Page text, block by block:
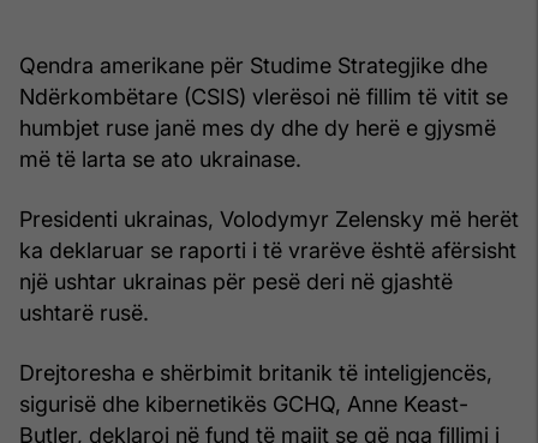
Qendra amerikane për Studime Strategjike dhe
Ndërkombëtare (CSIS) vlerësoi në fillim të vitit se
humbjet ruse janë mes dy dhe dy herë e gjysmë
më të larta se ato ukrainase.
Presidenti ukrainas, Volodymyr Zelensky më herët
ka deklaruar se raporti i të vrarëve është afërsisht
një ushtar ukrainas për pesë deri në gjashtë
ushtarë rusë.
Drejtoresha e shërbimit britanik të inteligjencës,
sigurisë dhe kibernetikës GCHQ, Anne Keast-
Butler, deklaroi në fund të majit se që nga fillimi i